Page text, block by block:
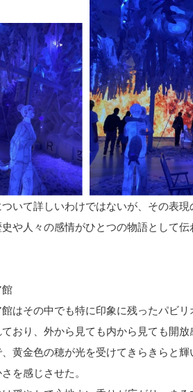
いて詳しいわけではないが、その表
や人々の感情がひとつの物語として
館
館はその中でも特に印象に残ったパビ
おり、外から見ても内から見ても開
黄金色の穂が光を受けてきらきらと
を感じさせた。